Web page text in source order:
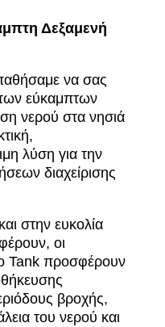
Δεξαμενή
να σας
εύκαμπτων
νερού στα νησιά
λύση για την
διαχείρισης
στην ευκολία
οι
Tank προσφέρουν
βροχής,
του νερού και